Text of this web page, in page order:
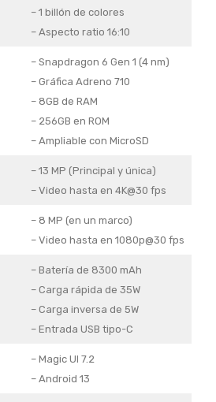
– 1 billón de colores
– Aspecto ratio 16:10
– Snapdragon 6 Gen 1 (4 nm)
– Gráfica Adreno 710
– 8GB de RAM
– 256GB en ROM
– Ampliable con MicroSD
– 13 MP (Principal y única)
– Video hasta en 4K@30 fps
– 8 MP (en un marco)
– Video hasta en 1080p@30 fps
– Batería de 8300 mAh
– Carga rápida de 35W
– Carga inversa de 5W
– Entrada USB tipo-C
– Magic UI 7.2
– Android 13